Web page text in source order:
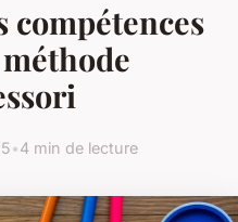
compétences
•4 min de lecture